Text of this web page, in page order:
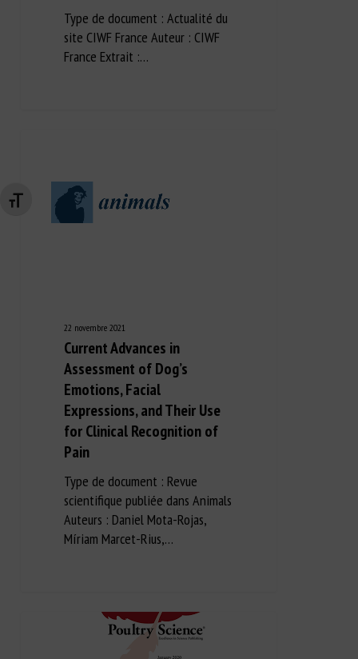
Changer la taille de la police
Type de document : Actualité du
site CIWF France Auteur : CIWF
France Extrait :…
22 novembre 2021
Current Advances in
Assessment of Dog’s
Emotions, Facial
Expressions, and Their Use
for Clinical Recognition of
Pain
Type de document : Revue
scientifique publiée dans Animals
Auteurs : Daniel Mota-Rojas,
Míriam Marcet-Rius,…